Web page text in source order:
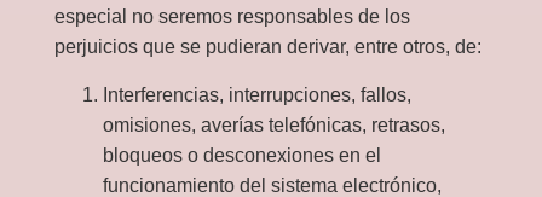
especial no seremos responsables de los
perjuicios que se pudieran derivar, entre otros, de:
Interferencias, interrupciones, fallos,
omisiones, averías telefónicas, retrasos,
bloqueos o desconexiones en el
funcionamiento del sistema electrónico,